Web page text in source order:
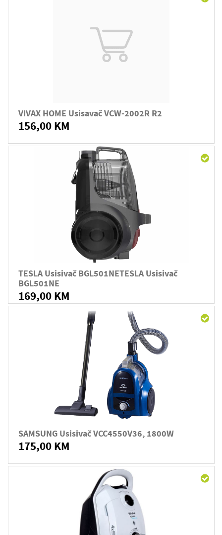
VIVAX HOME Usisavač VCW-2002R R2
156,00 KM
TESLA Usisivač BGL501NETESLA Usisivač
BGL501NE
169,00 KM
SAMSUNG Usisivač VCC4550V36, 1800W
175,00 KM